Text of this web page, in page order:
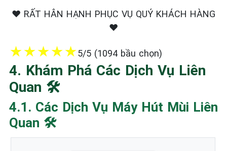
❤️ RẤT HÂN HẠNH PHỤC VỤ QUÝ KHÁCH HÀNG
❤️
★★★★★5/5 (1094 bầu chọn)
4. Khám Phá Các Dịch Vụ Liên
Quan 🛠️
4.1. Các Dịch Vụ Máy Hút Mùi Liên
Quan 🛠️